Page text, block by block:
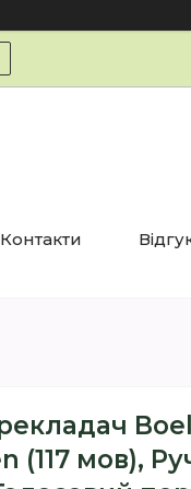
Контакти
(117 мов),